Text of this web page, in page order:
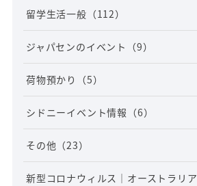
留学生活一般 （112）
ジャパセンのイベント （9）
荷物預かり （5）
シドニーイベント情報 （6）
その他 （23）
新型コロナウィルス｜オーストラリア